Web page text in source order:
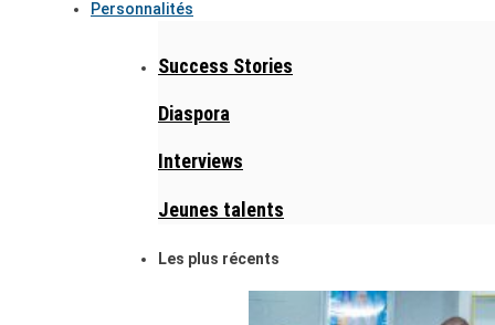
Personnalités
Success Stories
Diaspora
Interviews
Jeunes talents
Les plus récents